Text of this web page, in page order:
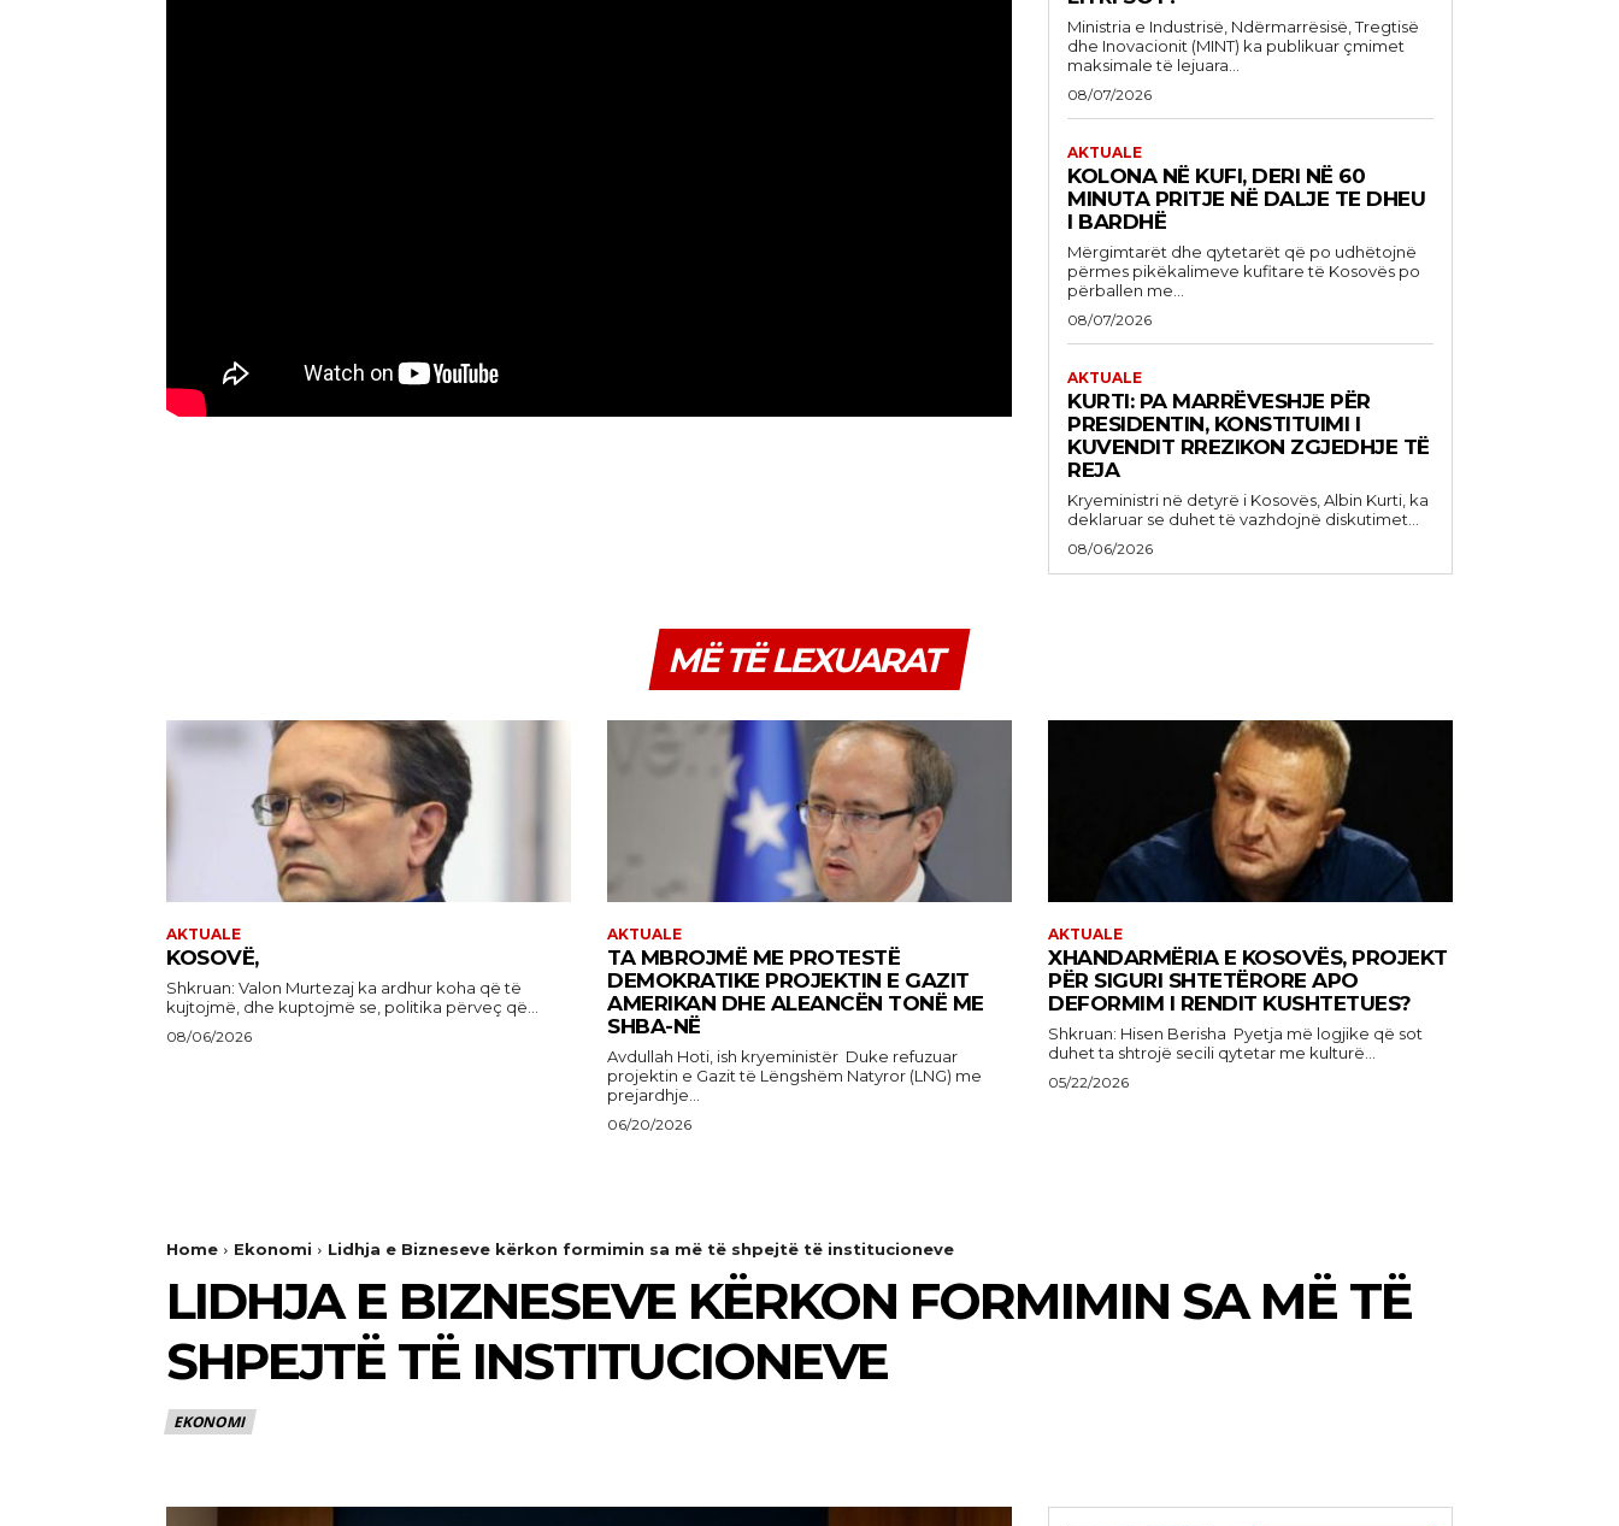
Ministria e Industrisë, Ndërmarrësisë, Tregtisë
dhe Inovacionit (MINT) ka publikuar çmimet
maksimale të lejuara...
08/07/2026
AKTUALE
KOLONA NË KUFI, DERI NË 60
MINUTA PRITJE NË DALJE TE DHEU
I BARDHË
Mërgimtarët dhe qytetarët që po udhëtojnë
përmes pikëkalimeve kufitare të Kosovës po
përballen me...
08/07/2026
AKTUALE
KURTI: PA MARRËVESHJE PËR
PRESIDENTIN, KONSTITUIMI I
KUVENDIT RREZIKON ZGJEDHJE TË
REJA
Kryeministri në detyrë i Kosovës, Albin Kurti, ka
deklaruar se duhet të vazhdojnë diskutimet...
08/06/2026
MË TË LEXUARAT
AKTUALE
KOSOVË,
Shkruan: Valon Murtezaj ka ardhur koha që të
kujtojmë, dhe kuptojmë se, politika përveç që...
08/06/2026
AKTUALE
TA MBROJMË ME PROTESTË
DEMOKRATIKE PROJEKTIN E GAZIT
AMERIKAN DHE ALEANCËN TONË ME
SHBA-NË
Avdullah Hoti, ish kryeministër Duke refuzuar
projektin e Gazit të Lëngshëm Natyror (LNG) me
prejardhje...
06/20/2026
AKTUALE
XHANDARMËRIA E KOSOVËS, PROJEKT
PËR SIGURI SHTETËRORE APO
DEFORMIM I RENDIT KUSHTETUES?
Shkruan: Hisen Berisha Pyetja më logjike që sot
duhet ta shtrojë secili qytetar me kulturë...
05/22/2026